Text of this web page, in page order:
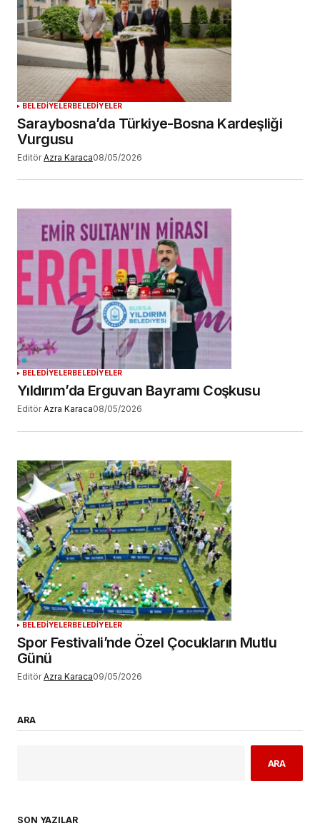
BELEDİYELERBELEDİYELER
Saraybosna’da Türkiye-Bosna Kardeşliği
Vurgusu
Editör Azra Karaca08/05/2026
BELEDİYELERBELEDİYELER
Yıldırım’da Erguvan Bayramı Coşkusu
Editör Azra Karaca08/05/2026
BELEDİYELERBELEDİYELER
Spor Festivali’nde Özel Çocukların Mutlu
Günü
Editör Azra Karaca09/05/2026
ARA
ARA
SON YAZILAR